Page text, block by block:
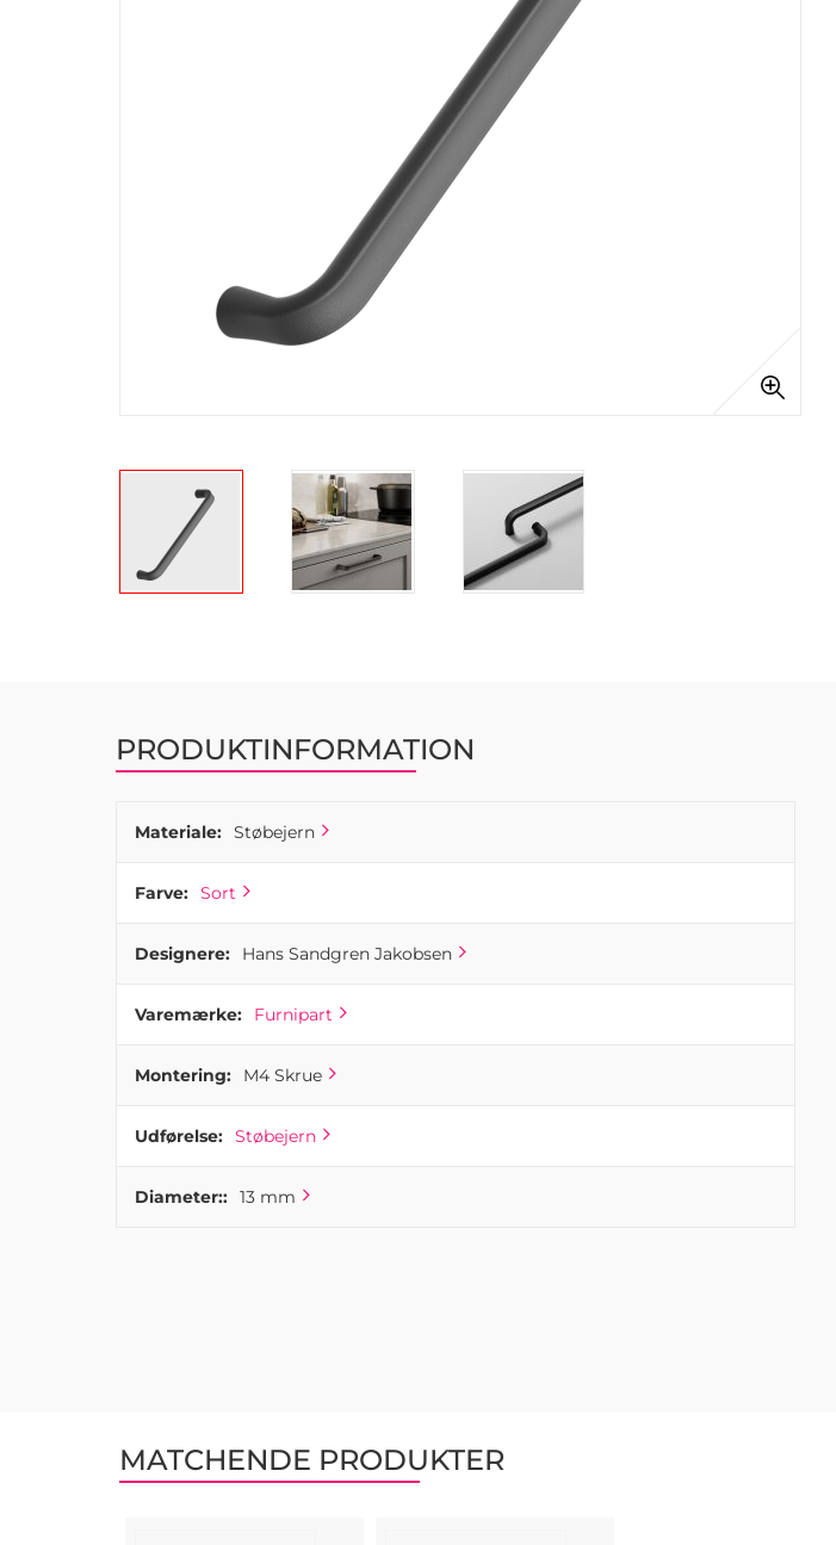
PRODUKTINFORMATION
Materiale: Støbejern
Farve: Sort
Designere: Hans Sandgren Jakobsen
Varemærke: Furnipart
Montering: M4 Skrue
Udførelse: Støbejern
Diameter:: 13 mm
MATCHENDE PRODUKTER